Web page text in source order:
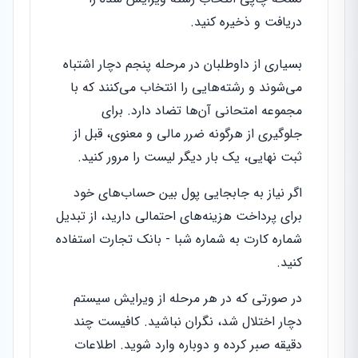
دریافت و ذخیره کنید.
بسیاری از داوطلبان در مرحله پنجم دچار اشتباه
می‌شوند و رشته‌هایی را انتخاب می‌کنند که با
مجموعه امتحانی آن‌ها تضاد دارد. برای
جلوگیری از هرگونه ضرر مالی و معنوی، قبل از
ثبت نهایی، یک بار دیگر لیست را مرور کنید.
اگر نیاز به جابجایی پول بین حساب‌های خود
برای پرداخت هزینه‌های احتمالی دارید، از تبدیل
شماره کارت به شماره شبا - بانک تجارت استفاده
کنید.
در صورتی که در هر مرحله از ویرایش سیستم
دچار اختلال شد، نگران نباشید. کافیست چند
دقیقه صبر کرده و دوباره وارد شوید. اطلاعات